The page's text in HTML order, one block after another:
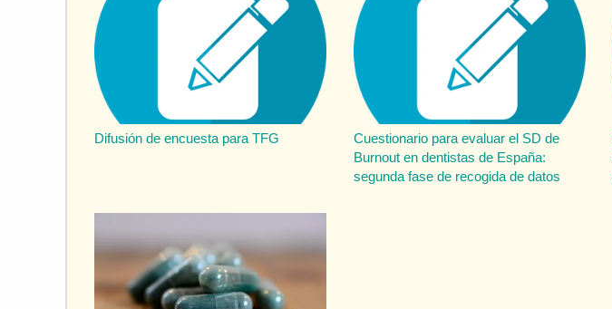
Difusión de encuesta para TFG
Cuestionario para evaluar el SD de
Burnout en dentistas de España:
segunda fase de recogida de datos